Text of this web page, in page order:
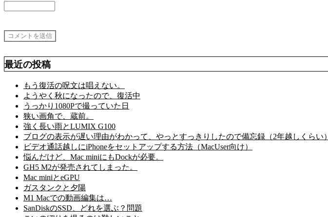
最近の投稿
もう復活の呪文は唱えない。
ようやく秋になったので、復活中
うっかり1080Pで撮っていた日
狭い画角で、蔵前。
強く長い雨とLUMIX G100
ブログの表示が遅い理由がわかって、やっとすっきりしたので備忘録（2年越しくらい）
ビデオ通話越しにiPhoneをセットアップする方法（MacUser向け）
悩んだけど、Mac miniにもDockが必要。
GH5 M2が発売されてしまった。
Mac miniとeGPU
ガスタンクと夕陽
M1 Macでの動画編集は…
SanDiskのSSD、どれを選ぶ？問題